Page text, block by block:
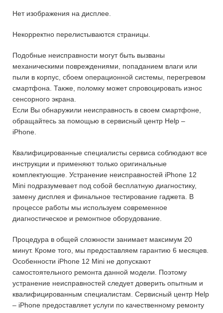
Нет изображения на дисплее.
Некорректно перелистываются страницы.
Подобные неисправности могут быть вызваны
механическими повреждениями, попаданием влаги или
пыли в корпус, сбоем операционной системы, перегревом
смартфона. Также, поломку может спровоцировать износ
сенсорного экрана.
Если Вы обнаружили неисправность в своем смартфоне,
обращайтесь за помощью в сервисный центр Help –
iPhone.
Квалифицированные специалисты сервиса соблюдают все
инструкции и применяют только оригинальные
комплектующие. Устранение неисправностей iPhone 12
Mini подразумевает под собой бесплатную диагностику,
замену дисплея и финальное тестирование гаджета. В
процессе работы мы используем современное
диагностическое и ремонтное оборудование.
Процедура в общей сложности занимает максимум 20
минут. Кроме того, мы предоставляем гарантию 6 месяцев.
Особенности iPhone 12 Mini не допускают
самостоятельного ремонта данной модели. Поэтому
устранение неисправностей следует доверить опытным и
квалифицированным специалистам. Сервисный центр Help
– iPhone предоставляет услуги по качественному ремонту